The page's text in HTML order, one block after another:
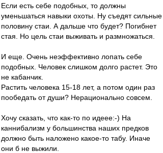
Если есть себе подобных, то должны
уменьшаться навыки охоты. Ну съедят сильные
половину стаи. А дальше что будет? Погибнет
стая. Но цель стаи выживать и размножаться.
И еще. Очень неэффективно лопать себе
подобных. Человек слишком долго растет. Это
не кабанчик.
Растить человека 15-18 лет, а потом один раз
пообедать от души? Нерационально совсем.
Хочу сказать, что как-то по идеее:-) На
каннибализм у большинства наших предков
должно быть наложено какое-то табу. Иначе
они б не выжили.